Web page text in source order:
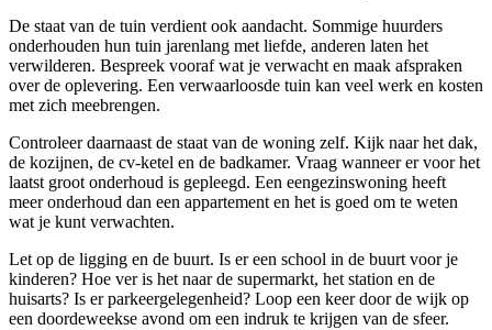
De staat van de tuin verdient ook aandacht. Sommige huurders
onderhouden hun tuin jarenlang met liefde, anderen laten het
verwilderen. Bespreek vooraf wat je verwacht en maak afspraken
over de oplevering. Een verwaarloosde tuin kan veel werk en kosten
met zich meebrengen.
Controleer daarnaast de staat van de woning zelf. Kijk naar het dak,
de kozijnen, de cv-ketel en de badkamer. Vraag wanneer er voor het
laatst groot onderhoud is gepleegd. Een eengezinswoning heeft
meer onderhoud dan een appartement en het is goed om te weten
wat je kunt verwachten.
Let op de ligging en de buurt. Is er een school in de buurt voor je
kinderen? Hoe ver is het naar de supermarkt, het station en de
huisarts? Is er parkeergelegenheid? Loop een keer door de wijk op
een doordeweekse avond om een indruk te krijgen van de sfeer.